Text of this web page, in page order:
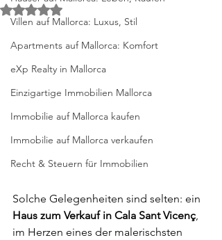
Villen auf Mallorca: Luxus, Stil
Apartments auf Mallorca: Komfort
eXp Realty in Mallorca
Einzigartige Immobilien Mallorca
Immobilie auf Mallorca kaufen
Immobilie auf Mallorca verkaufen
Recht & Steuern für Immobilien
Mit NaN von 5 Sternen bewertet.
Solche Gelegenheiten sind selten: ein
Haus zum Verkauf in Cala Sant Vicenç,
im Herzen eines der malerischsten